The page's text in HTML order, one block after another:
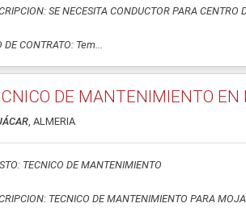
SE NECESITA CONDUCTOR PARA
DE CONTRATO: Tem...
DE MANTENIMIENTO
, ALMERIA
TECNICO DE MANTENIMIENTO
TECNICO DE MANTENIMIENTO PARA